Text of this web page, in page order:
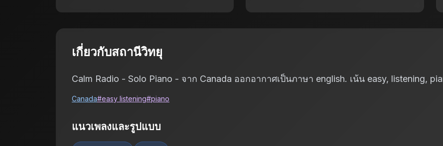
เกี่ยวกับสถานีวิทยุ
Calm Radio - Solo Piano - จาก Canada ออกอากาศเป็นภาษา english. เน้น easy, listening,
Canada#easy listening#piano
แนวเพลงและรูปแบบ